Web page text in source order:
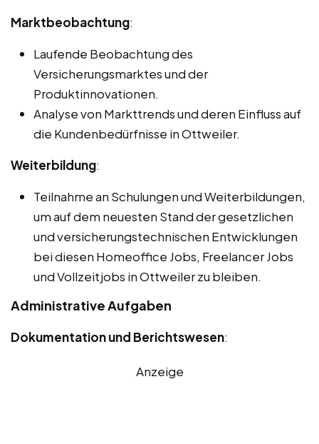
Marktbeobachtung:
Laufende Beobachtung des
Versicherungsmarktes und der
Produktinnovationen.
Analyse von Markttrends und deren Einfluss auf
die Kundenbedürfnisse in Ottweiler.
Weiterbildung:
Teilnahme an Schulungen und Weiterbildungen,
um auf dem neuesten Stand der gesetzlichen
und versicherungstechnischen Entwicklungen
bei diesen Homeoffice Jobs, Freelancer Jobs
und Vollzeitjobs in Ottweiler zu bleiben.
Administrative Aufgaben
Dokumentation und Berichtswesen:
Anzeige